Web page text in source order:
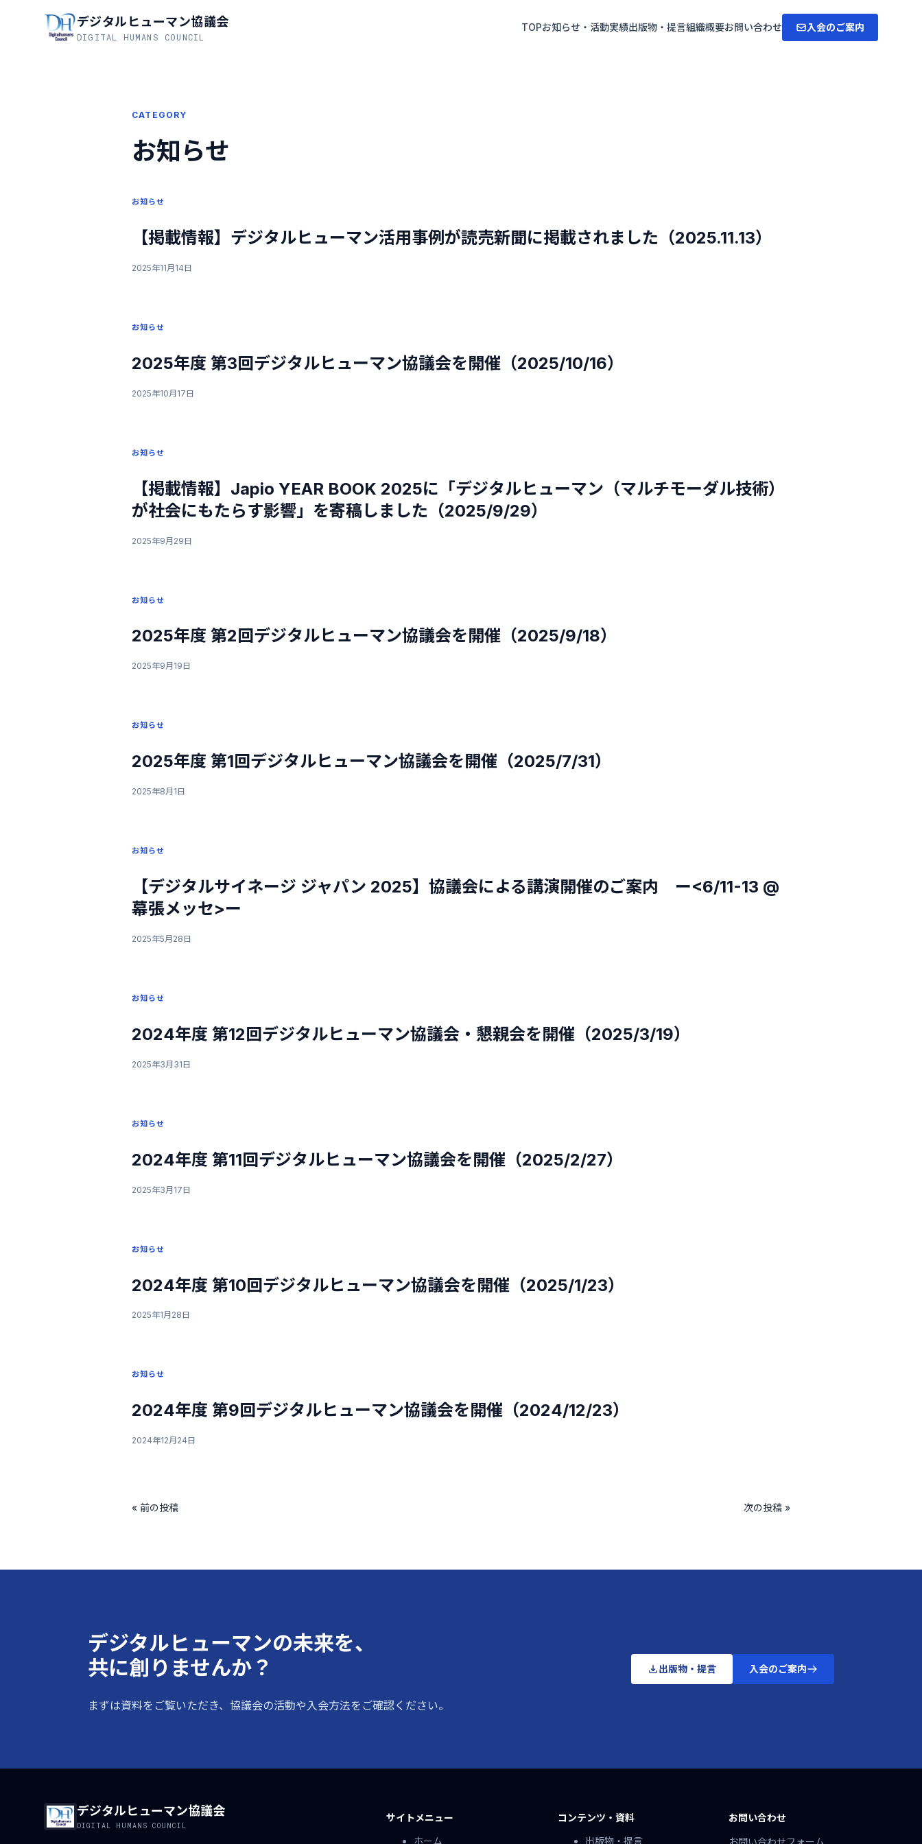
デジタルヒューマン協議会
DIGITAL HUMANS COUNCIL
TOPお知らせ・活動実績出版物・提言組織概要お問い合わせ 入会のご案内
CATEGORY
お知らせ
お知らせ
【掲載情報】デジタルヒューマン活用事例が読売新聞に掲載されました（2025.11.13）
2025年11月14日
お知らせ
2025年度 第3回デジタルヒューマン協議会を開催（2025/10/16）
2025年10月17日
お知らせ
【掲載情報】Japio YEAR BOOK 2025に「デジタルヒューマン（マルチモーダル技術）
が社会にもたらす影響」を寄稿しました（2025/9/29）
2025年9月29日
お知らせ
2025年度 第2回デジタルヒューマン協議会を開催（2025/9/18）
2025年9月19日
お知らせ
2025年度 第1回デジタルヒューマン協議会を開催（2025/7/31）
2025年8月1日
お知らせ
【デジタルサイネージ ジャパン 2025】協議会による講演開催のご案内 ー<6/11-13 @
幕張メッセ>ー
2025年5月28日
お知らせ
2024年度 第12回デジタルヒューマン協議会・懇親会を開催（2025/3/19）
2025年3月31日
お知らせ
2024年度 第11回デジタルヒューマン協議会を開催（2025/2/27）
2025年3月17日
お知らせ
2024年度 第10回デジタルヒューマン協議会を開催（2025/1/23）
2025年1月28日
お知らせ
2024年度 第9回デジタルヒューマン協議会を開催（2024/12/23）
2024年12月24日
« 前の投稿 次の投稿 »
デジタルヒューマンの未来を、
共に創りませんか？
まずは資料をご覧いただき、協議会の活動や入会方法をご確認ください。
出版物・提言 入会のご案内
デジタルヒューマン協議会
DIGITAL HUMANS COUNCIL
サイトメニュー
ホーム
コンテンツ・資料
出版物・提言
お問い合わせ
お問い合わせフォーム